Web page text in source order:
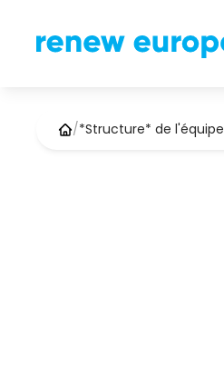
/*Structure* de l'équipe